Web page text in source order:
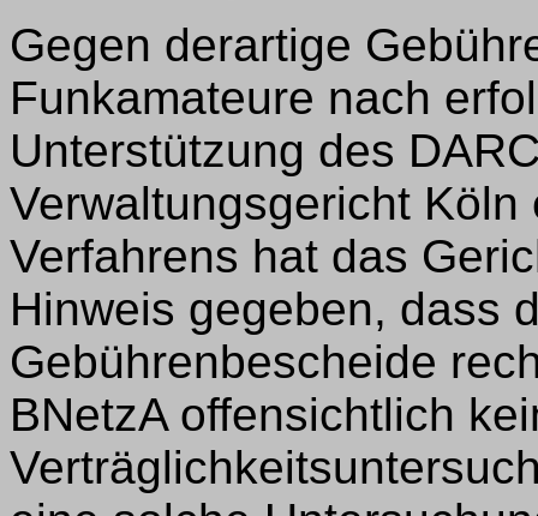
Gegen derartige
Funkamateure nach
Unterstützung des
Verwaltungsgericht
Verfahrens hat das
Hinweis gegeben, dass
Gebührenbescheide
BNetzA offensichtlich